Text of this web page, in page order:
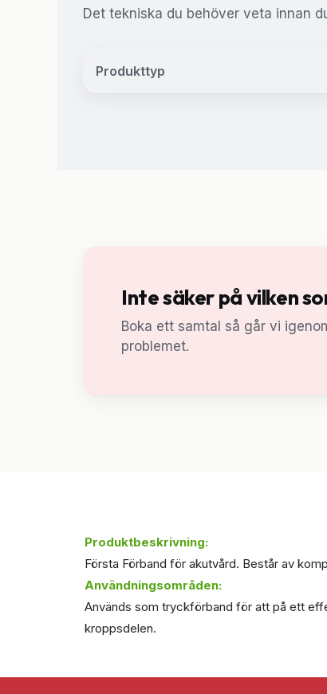
Det tekniska du behöver veta innan
Produkttyp
Inte säker på vilken
Boka ett samtal så går vi
problemet.
Produktbeskrivning:
Första Förband för akutvård. Består av
Användningsområden:
Används som tryckförband för att på ett
kroppsdelen.